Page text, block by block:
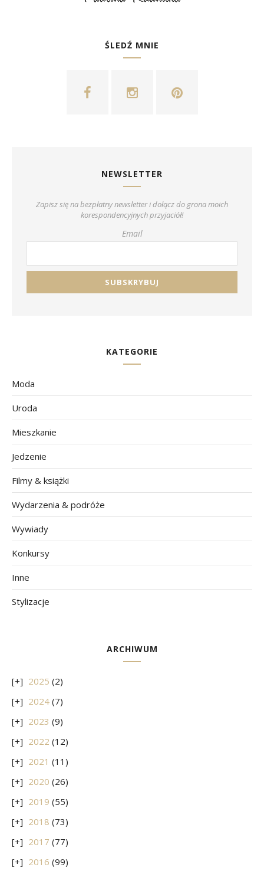
ŚLEDŹ MNIE
NEWSLETTER
Zapisz się na bezpłatny newsletter i dołącz do grona moich
korespondencyjnych przyjaciół!
Email
KATEGORIE
Moda
Uroda
Mieszkanie
Jedzenie
Filmy & książki
Wydarzenia & podróże
Wywiady
Konkursy
Inne
Stylizacje
ARCHIWUM
2025 (2)
2024 (7)
2023 (9)
2022 (12)
2021 (11)
2020 (26)
2019 (55)
2018 (73)
2017 (77)
2016 (99)